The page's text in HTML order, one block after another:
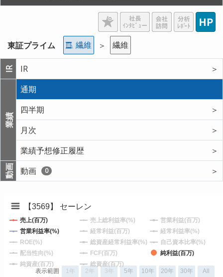
東証プライム 繊維 ＞ 繊維
IR IR ＞
業績
通期
四半期
＞
月次
＞
業績予想修正履歴
＞
動画 動画 0 ＞
【3569】 セーレン
表示範囲 1年 2年 3年 5年 10年 20年 30年 All
売上(百万) 売上総利益率(%)
営業利益(百万)
営業利益率(%)
経常利益(百万)
経常利益率(%)
ROE(%)
総資産経常利益率(%)
自己資本比率(%)
配当性向(%)
FCF(百万)
純利益(百万)
純資産(百万)
総資産(百万)